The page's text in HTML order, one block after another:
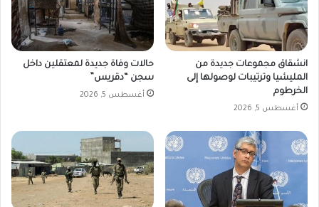
انشقاق مجموعات جديدة من
المليشيا وترتيبات لوصولها إلى
الخرطوم
أغسطس 5, 2026
حالات وفاة جديدة لمعتقلين داخل
سجن “دقريس”
أغسطس 5, 2026